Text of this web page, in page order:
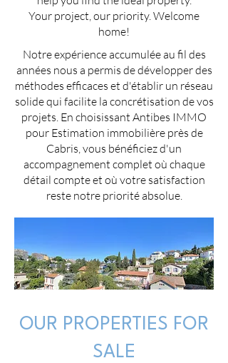
Your project, our priority. Welcome
home!
Notre expérience accumulée au fil des
années nous a permis de développer des
méthodes efficaces et d'établir un réseau
solide qui facilite la concrétisation de vos
projets. En choisissant Antibes IMMO
pour Estimation immobilière près de
Cabris, vous bénéficiez d'un
accompagnement complet où chaque
détail compte et où votre satisfaction
reste notre priorité absolue.
OUR PROPERTIES FOR
SALE